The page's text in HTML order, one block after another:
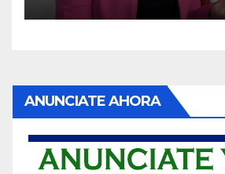
ANUNCIATE AHORA